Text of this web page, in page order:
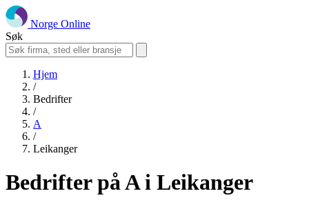
Norge Online
Søk
Hjem
/
Bedrifter
/
A
/
Leikanger
Bedrifter på A i Leikanger